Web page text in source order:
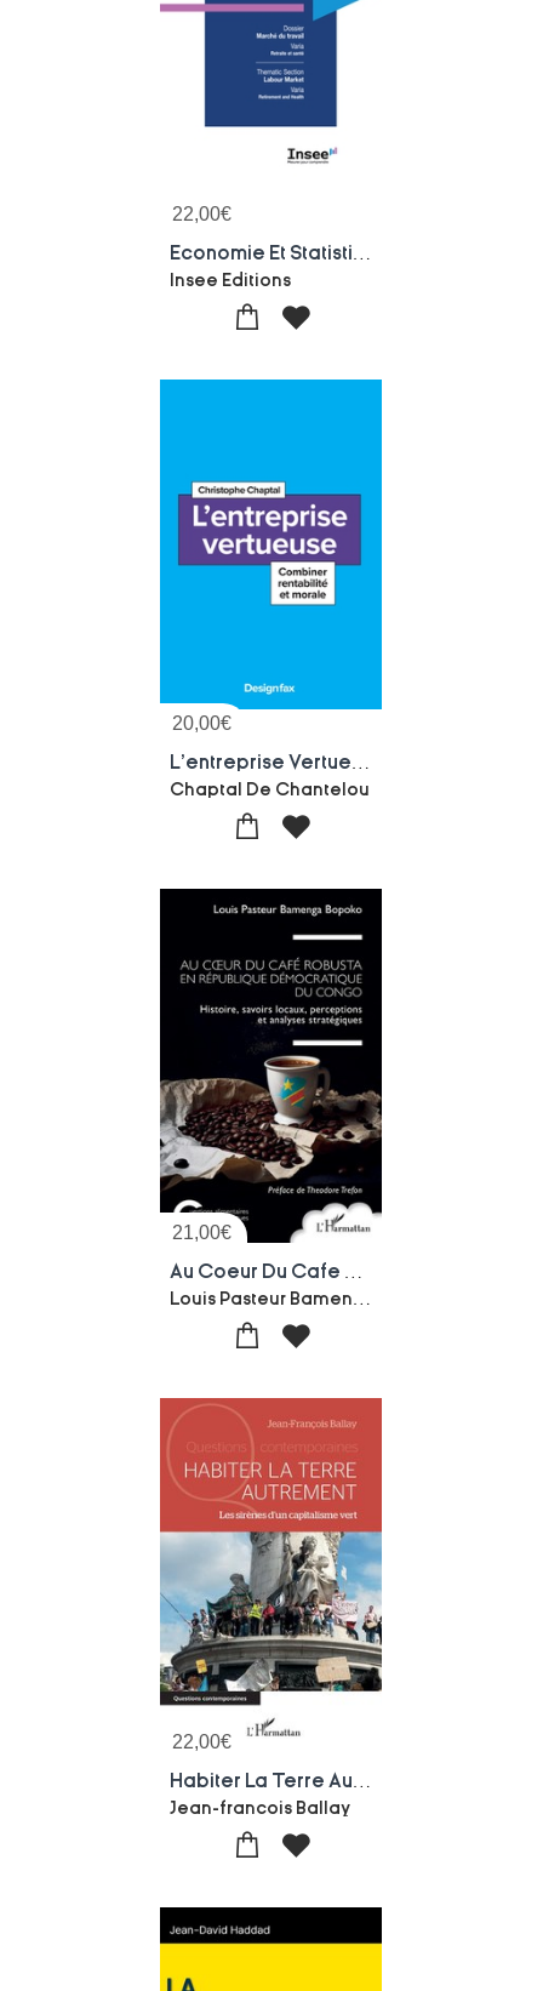
22,00€
Insee Editions
20,00€
Chaptal De Chantelou
21,00€
22,00€
Jean-francois Ballay